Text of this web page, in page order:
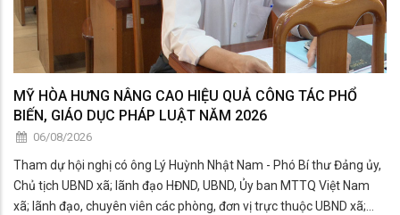
MỸ HÒA HƯNG NÂNG CAO HIỆU QUẢ CÔNG TÁC PHỔ
BIẾN, GIÁO DỤC PHÁP LUẬT NĂM 2026
06/08/2026
Tham dự hội nghị có ông Lý Huỳnh Nhật Nam - Phó Bí thư Đảng ủy,
Chủ tịch UBND xã; lãnh đạo HĐND, UBND, Ủy ban MTTQ Việt Nam
xã; lãnh đạo, chuyên viên các phòng, đơn vị trực thuộc UBND xã;